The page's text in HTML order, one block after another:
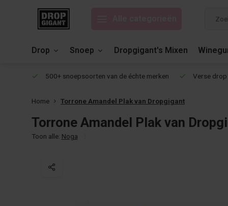
Drop Snoep Dropgigant's Mixen
500+ snoepsoorten van de échte merken Verse
Home Torrone Amandel Plak van Dropgigant
Torrone Amandel Plak van
Toon alle: Noga